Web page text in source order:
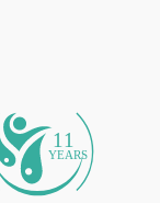
11
YEARS